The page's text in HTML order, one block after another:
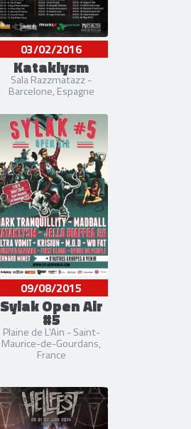
03/02/2016
Kataklysm
Sala Razzmatazz -
Barcelone, Espagne
09/08/2015
Sylak Open Air
#5
Plaine de L'Ain - Saint-
Maurice-de-Gourdans,
France